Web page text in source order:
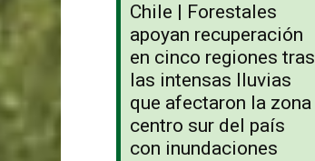
Chile | Forestales
apoyan recuperación
en cinco regiones tras
las intensas lluvias
que afectaron la zona
centro sur del país
con inundaciones